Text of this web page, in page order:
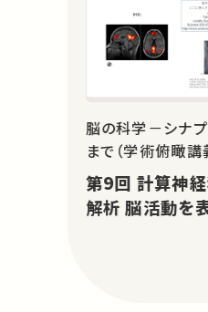
脳の科学－シナ
まで（学術俯瞰講
第9回 計算神経科学－モデルと
解析 脳活動